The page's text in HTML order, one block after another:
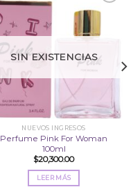
Añadir
SIN EXISTENCIAS
NUEVOS INGRESOS
Perfume Pink For Woman
100ml
$20,300.00
LEER MÁS